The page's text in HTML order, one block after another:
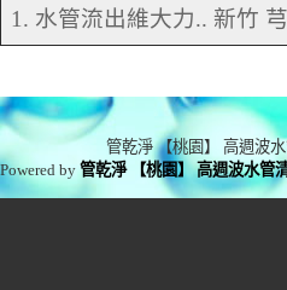
1. 水管流出維大力.. 新竹
管乾淨 【桃園】 高週波
Powered by管乾淨 【桃園】 高週波水管